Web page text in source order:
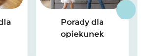
Porady dla
opiekunek